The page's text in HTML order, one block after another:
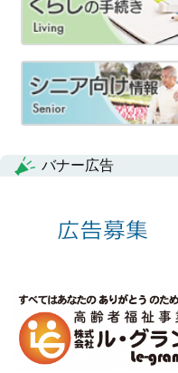
ビ
シ
バナー広告